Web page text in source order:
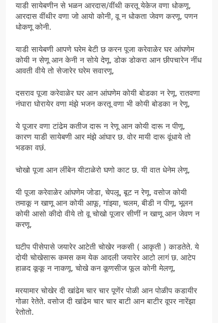
याडी सायेबणीन से भळन आरदास/वींथी करतू येकेज वणा धोकणू.
आरदास वींथीर वणा जो आयो कोनी, वू न धोकता जेवण करणू. पणन
धोकणू कोनी.
याडी सायेबणी आपणे घरेम बेटी छ करन पूजा करेवाळेर घर आंघणेम
कोयी न सेणू आन केनी न सोये देणू. डोक डोकरा आन छीपचारेन नींध
आवती वीये तो सेजारेर घरेम सवारणू.
दसराव पूजा करेवाळेर घर आन आंघणेम कोयी बोडका न रेणू. रातवणा
नंघारा घोरायेर वणा मंझे भजन करतू वणा भी कोयी बोडका न रेणू.
ये पूजार वणा टांढेम कतीज दारू न रेणू आन कोयी दारू न पीणू.
कारण याडी सायेबणी आर मंझे आंघार छ. वोर मायी दारू वूंधाये तो
भडका वछं.
चोखो पूजा आन लींबेन यीटाळेरो घणो काट छ. यी वात धेनेम लेणू.
यी पूजा करेवाळेर आंघणेम जोडा, चेपलू, बूट न रेणू. वसोज कोयी
तमाकू न खाणू आन कोयी आफू, गांझ्या, चलम, बीडी न पीणू. भूलन
कोयी आसो कीदो वीये तो वू चोखो पूजार सीणीं न खाणू आन जेवण न
करणू.
घटीप पीसेपासे जयारेर आटेती चोखेर नकसी ( आकृती ) काडतेते. ये
दोयी चोखेसारू कमस कम येक आदली जयारेर आटो लागं छ. आटेप
हाळद कूकू न नाकणू. चोखे कन कूणसीज फूल कोनी मेलणू.
मरयामार चोखेर दी खांढेम चार चार पूणेंर पोळी आन पोळीप कडायीर
गोळा रेतेते. वसोज दी खांढेम चार चार बाटी आन बाटीर वूपर नारेंझा
रेतोतो.